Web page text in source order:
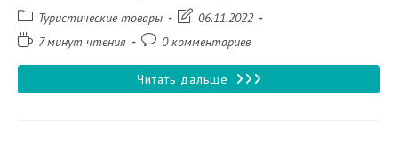
Рубрика
записи:
Туристические товары
Запись06.11.2022
Время7 минут чтения
Комментарии
записи:
0 комментариев
Читать дальше Как